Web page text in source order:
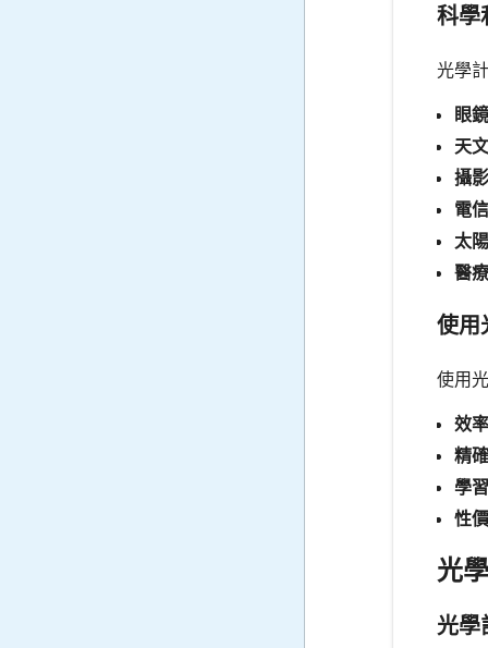
科學
光學
眼
天
攝
電
太
醫
使用
使用
效
精
學
性
光
光學